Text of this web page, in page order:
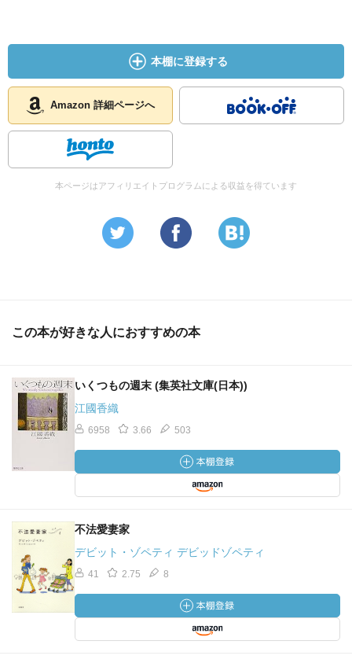
本棚に登録する
Amazon 詳細ページへ
本ページはアフィリエイトプログラムによる収益を得ています
この本が好きな人におすすめの本
いくつもの週末 (集英社文庫(日本))
江國香織
6958 3.66 503
不法愛妻家
デビット・ゾペティ デビッドゾペティ
41 2.75 8